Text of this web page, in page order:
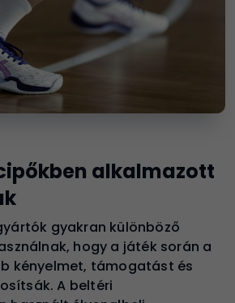
alkalmazott
gyakran különböző
hogy a játék során a
kényelmet, támogatást és
A beltéri